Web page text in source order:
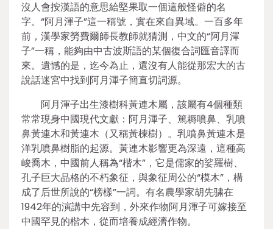
沒人會按漢語的意思給堅果取一個這般怪僻的名
字。“阿月渾子”這一稱號，實在來自異域。一百多年
前，漢學家勞費爾師長教師就猜測，中文的“阿月渾
子”一稱，能夠由中古波斯語的某個復合詞匯音譯而
來。遺憾的是，迄今為止，還沒有人能從那宏大的古
說話迷宮中找到阿月渾子簡直切詞源。
阿月渾子出生漆樹科黃連木屬，該屬有4個種類
常常現身中國現代文獻：阿月渾子、篤耨噴鼻、乳噴
鼻黃連木和黃連木（又稱黃楝樹）。乳噴鼻黃連木是
洋乳噴鼻樹脂的起源。黃連木影響更為深遠，這種高
峻喬木，中國前人稱為“楷木”，它是儒家的娑羅樹、
孔子巨大品格的不朽象征，與象征周公的“模木”，構
成了后世所說的“榜樣”一詞。有名農學家胡先骕在
1942年的演講中先容到，外來作物阿月渾子可嫁接至
中國罕見的楷木，從而培養成經濟作物。